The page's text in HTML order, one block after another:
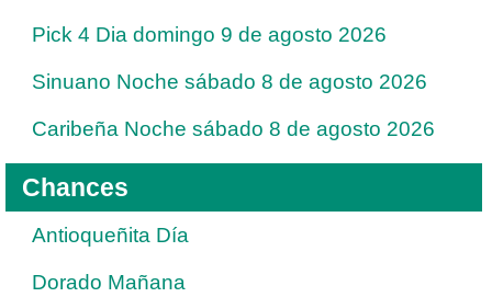
Pick 4 Dia domingo 9 de agosto 2026
Sinuano Noche sábado 8 de agosto 2026
Caribeña Noche sábado 8 de agosto 2026
Chances
Antioqueñita Día
Dorado Mañana